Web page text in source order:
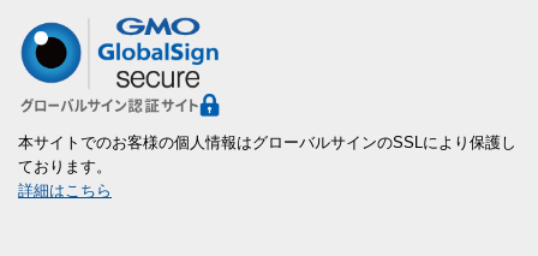
本サイトでのお客様の個人情報はグローバルサインのSSLにより保護し
ております。
詳細はこちら